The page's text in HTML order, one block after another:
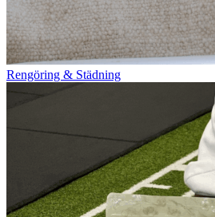
Rengöring & Städning